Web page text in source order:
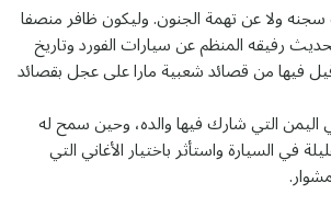
ولا عن تهمة الجنون. وليكون ظافر منصفا
رفيقه المنظم عن سيارات الفورد وتاريخ
فيها من قصائد شعبية مارا على عجل بقصائد
عن حرب ٦٢ في اليمن التي شارك فيها والده، وحين سمح له
في السيارة واستأثر باختيار الأغاني التي